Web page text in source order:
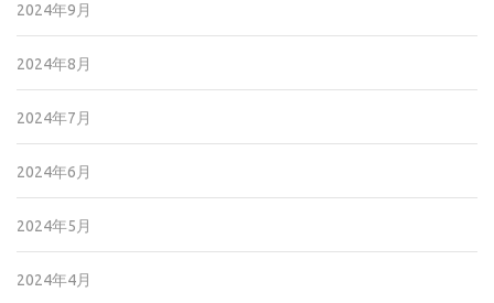
2024年9月
2024年8月
2024年7月
2024年6月
2024年5月
2024年4月